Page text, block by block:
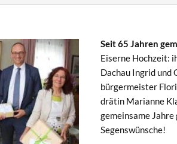
Seit 65 Jahren
Eis­erne Hochzeit:
Dachau Ingrid und
bürg­er­meis­ter
drätin Mar­i­anne
gemein­same
Segenswünsche!